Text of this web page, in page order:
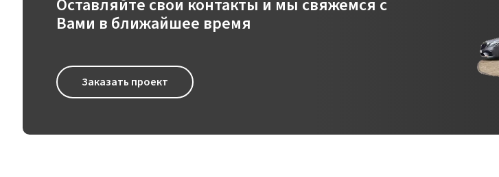
Оставляйте свои контакты и мы свяжемся с
Вами в ближайшее время
Заказать проект